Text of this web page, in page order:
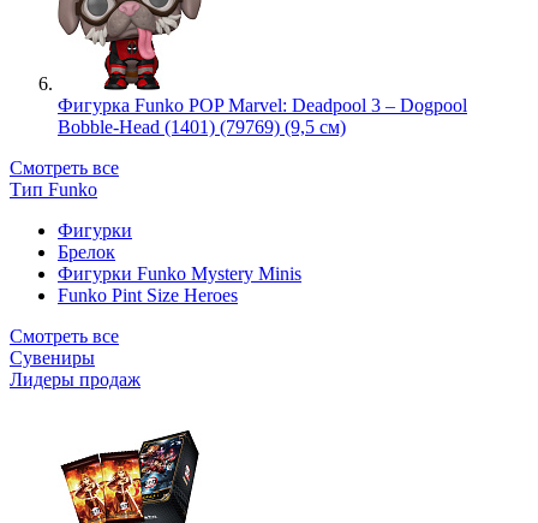
Фигурка Funko POP Marvel: Deadpool 3 – Dogpool
Bobble-Head (1401) (79769) (9,5 см)
Смотреть все
Тип Funko
Фигурки
Брелок
Фигурки Funko Mystery Minis
Funko Pint Size Heroes
Смотреть все
Сувениры
Лидеры продаж